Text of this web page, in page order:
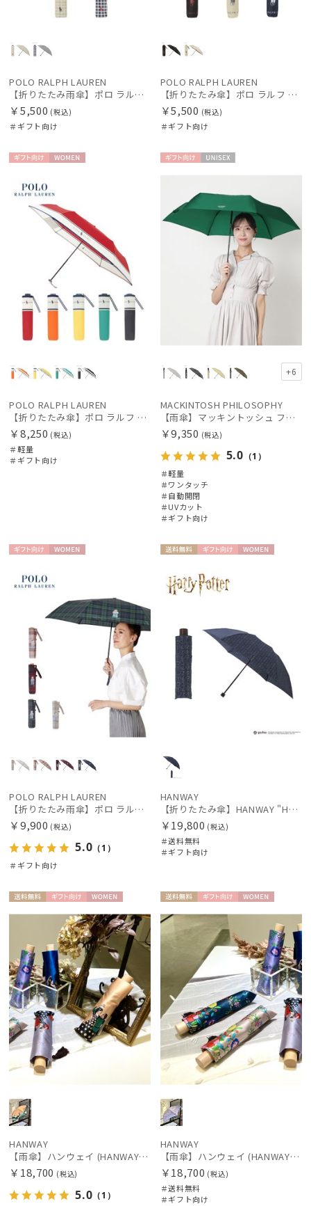
POLO RALPH LAUREN
【折りたたみ雨傘】ポロ ラルフ ローレン（POLO RALPH LAUREN）ギンガムチェック 日本製
￥5,500 (税込)
＃ギフト向け
POLO RALPH LAUREN
【折りたたみ傘】ポロ ラルフ ローレン (POLO RALPH LAUREN) ワンポイントロゴ
￥5,500 (税込)
＃ギフト向け
向け
POLO RALPH LAUREN
【折りたたみ傘】ポロ ラルフ ローレン(POLO RALPH LAUREN) テープロゴ×無地 簡単開閉
￥8,250 (税込)
＃軽量
＃ギフト向け
+6
MACKINTOSH PHILOSOPHY
【雨傘】マッキントッシュ フィロソフィー (MACKINTOSH PHILOSOPHY) Birbrella AUTO-JUMP バーブレラ 自動開閉 折りたたみ
￥9,350 (税込)
5.0 （1）
＃軽量
＃ワンタッチ
＃自動開閉
＃UVカット
＃ギフト向け
向け
POLO RALPH LAUREN
【折りたたみ雨傘】ポロ ラルフ ローレン (POLO RALPH LAUREN) フレンチベア×チェック 折りたたみ傘
￥9,900 (税込)
5.0 （1）
＃ギフト向け
料
向け
HANWAY
【折りたたみ傘】HANWAY "Harry Potter" "WANDS & SPELLS"
￥19,800 (税込)
＃送料無料
＃ギフト向け
向け
N
HANWAY
【雨傘】ハンウェイ (HANWAY) Dieffe Kinloch(ディエッフェ・キンロック) コラボ 折りたたみ傘 フラメンコダンサー
￥18,700 (税込)
5.0 （1）
料
向け
HANWAY
【雨傘】ハンウェイ (HANWAY) Dieffe Kinloch(ディエッフェ・キンロック) コラボ 折りたたみ傘 カーニバルブロッサム
￥18,700 (税込)
＃送料無料
＃ギフト向け